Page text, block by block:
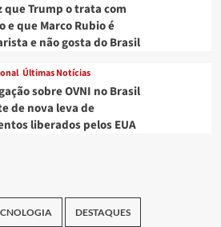
que Trump o trata com
e que Marco Rubio é
e não gosta do Brasil
Últimas Notícias
sobre OVNI no Brasil
de nova leva de
liberados pelos EUA
DESTAQUES